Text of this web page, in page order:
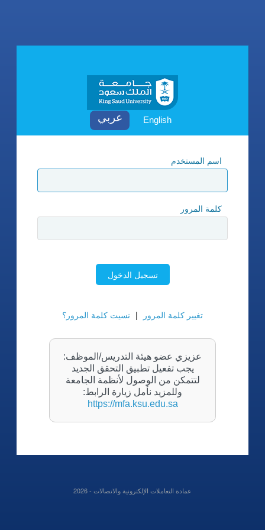
English
اسم المستخدم
كلمة المرور
تسجيل الدخول
تغيير كلمة المرور | نسيت كلمة المرور؟
عزيزي عضو هيئة التدريس/الموظف:
يجب تفعيل تطبيق التحقق الجديد
لتتمكن من الوصول لأنظمة الجامعة
وللمزيد نأمل زيارة الرابط:
https://mfa.ksu.edu.sa
عمادة التعاملات الإلكترونية والاتصالات -2026